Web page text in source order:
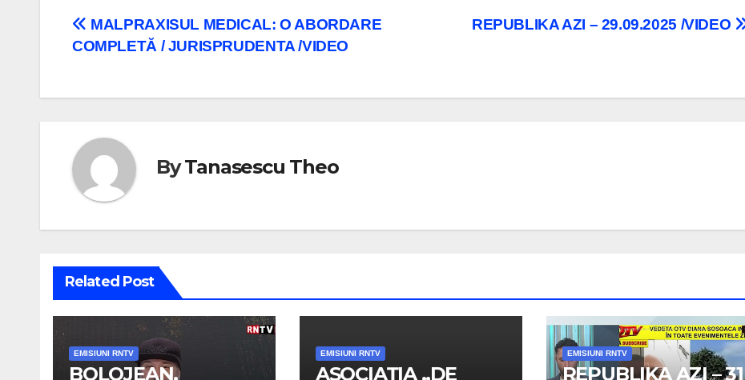
Navigare
articole
REPUBLIKA AZI – 29.09.2025 /VIDEO
MALPRAXISUL MEDICAL: O ABORDARE
COMPLETĂ / JURISPRUDENTA /VIDEO
ByTanasescu Theo
Related Post
EMISIUNI RNTV
BOLOJEAN,
EMISIUNI RNTV
ASOCIAȚIA „DE
EMISIUNI RNTV
REPUBLIKA AZI – 31